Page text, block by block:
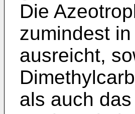
Die
zumindest
ausreicht,
als auch